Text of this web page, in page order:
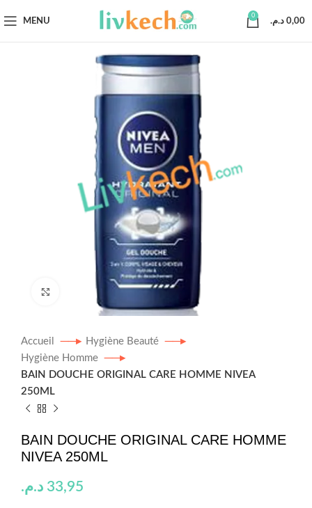
MENU
0
0,00 د.م.
Click to enlarge
Accueil
Hygiène Beauté
Hygiène Homme
BAIN DOUCHE ORIGINAL CARE HOMME NIVEA
250ML
BAIN DOUCHE ORIGINAL CARE HOMME
NIVEA 250ML
33,95 د.م.